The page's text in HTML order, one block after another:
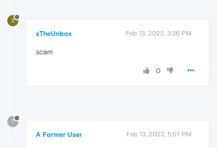
X
xTheUnbox Feb 13, 2022, 3:36 PM
scam
0
?
A Former User Feb 13, 2022, 5:57 PM